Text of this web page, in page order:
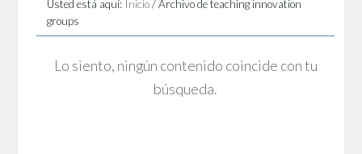
Usted está aquí: Inicio /Archivo de teaching innovation
groups
Lo siento, ningún contenido coincide con tu
búsqueda.